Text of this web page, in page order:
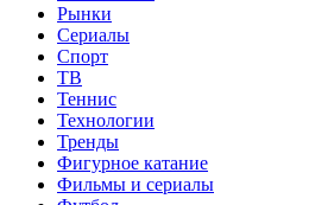
Рынки
Сериалы
Спорт
ТВ
Теннис
Технологии
Тренды
Фигурное катание
Фильмы и сериалы